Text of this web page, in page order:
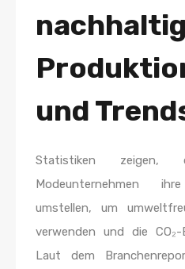
und
Statistiken zeigen,
Modeunternehmen
umstellen, um
verwenden und die
Laut dem